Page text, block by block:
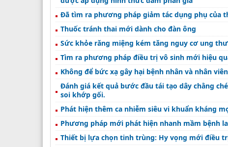
Đã tìm ra phương pháp giảm tác dụng phụ của
Thuốc tránh thai mới dành cho đàn ông
Sức khỏe răng miệng kém tăng nguy cơ ung
Tìm ra phương pháp điều trị vô sinh mới hiệu
Không để bức xạ gây hại bệnh nhân và nhân
Đánh giá kết quả bước đầu tái tạo dây chằng
soi khớp gối.
Phát hiện thêm ca nhiễm siêu vi khuẩn kháng
Phương pháp mới phát hiện nhanh mầm bệnh
Thiết bị lựa chọn tinh trùng: Hy vọng mới điều